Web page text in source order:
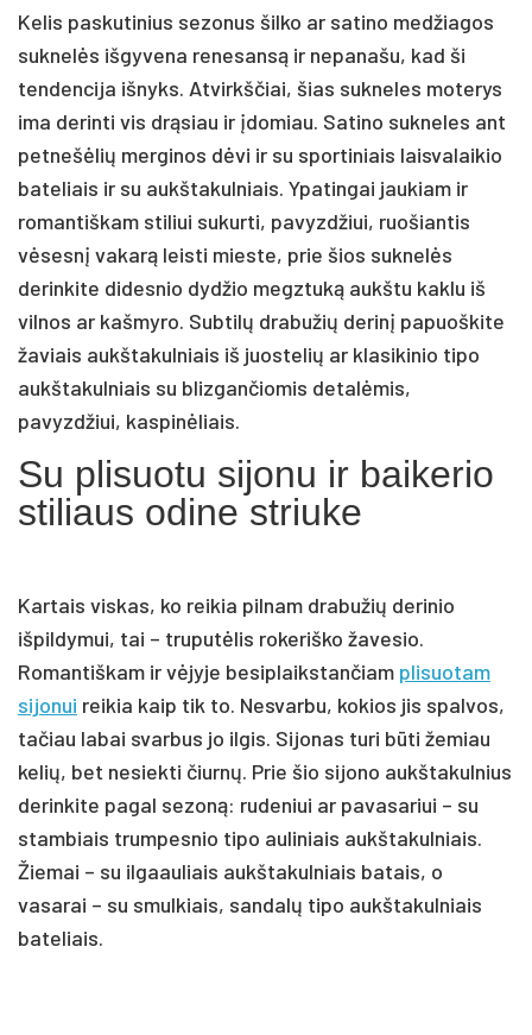
Kelis paskutinius sezonus šilko ar satino medžiagos
suknelės išgyvena renesansą ir nepanašu, kad ši
tendencija išnyks. Atvirkščiai, šias sukneles moterys
ima derinti vis drąsiau ir įdomiau. Satino sukneles ant
petnešėlių merginos dėvi ir su sportiniais laisvalaikio
bateliais ir su aukštakulniais. Ypatingai jaukiam ir
romantiškam stiliui sukurti, pavyzdžiui, ruošiantis
vėsesnį vakarą leisti mieste, prie šios suknelės
derinkite didesnio dydžio megztuką aukštu kaklu iš
vilnos ar kašmyro. Subtilų drabužių derinį papuoškite
žaviais aukštakulniais iš juostelių ar klasikinio tipo
aukštakulniais su blizgančiomis detalėmis,
pavyzdžiui, kaspinėliais.
Su plisuotu sijonu ir baikerio
stiliaus odine striuke
Kartais viskas, ko reikia pilnam drabužių derinio
išpildymui, tai – truputėlis rokeriško žavesio.
Romantiškam ir vėjyje besiplaikstančiam plisuotam
sijonui reikia kaip tik to. Nesvarbu, kokios jis spalvos,
tačiau labai svarbus jo ilgis. Sijonas turi būti žemiau
kelių, bet nesiekti čiurnų. Prie šio sijono aukštakulnius
derinkite pagal sezoną: rudeniui ar pavasariui – su
stambiais trumpesnio tipo auliniais aukštakulniais.
Žiemai – su ilgaauliais aukštakulniais batais, o
vasarai – su smulkiais, sandalų tipo aukštakulniais
bateliais.